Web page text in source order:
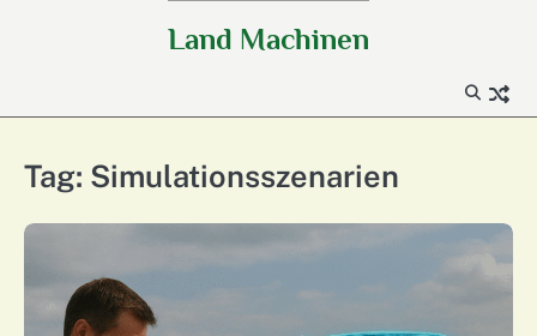
Land Machinen
Tag: Simulationsszenarien